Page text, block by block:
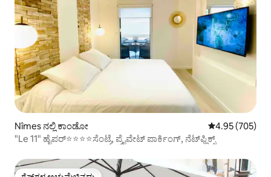
Nîmes ನಲ್ಲಿ ಕಾಂಡೋ 5 ರಲ್ಲಿ 4.95
4.95 (705)
"Le 11" ಹೈಪರ್‌⭐️⭐️⭐️⭐️ಸೆಂಟ್ರೆ, ಪ್ರೈವೇಟ್ ಪಾರ್ಕಿಂಗ್, ನೆಟ್‌ಫ್ಲಿಕ್ಸ್